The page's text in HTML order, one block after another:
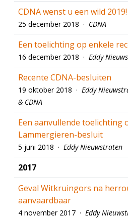
CDNA wenst u een wild 2019!
25 december 2018 · CDNA
Een toelichting op enkele
16 december 2018 · Eddy
Recente CDNA-besluiten
19 oktober 2018 · Eddy
& CDNA
Een aanvullende toelichting
Lammergieren-besluit
5 juni 2018 · Eddy Nieuwstraten
2017
Geval Witkruingors na
aanvaardbaar
4 november 2017 · Eddy